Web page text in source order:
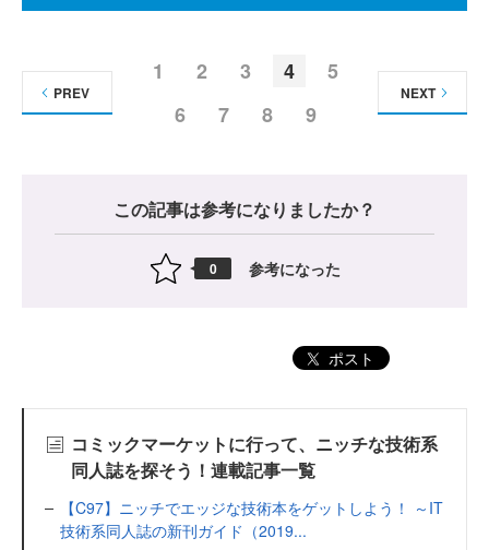
1 2 3 4
5
6
7 8 9
PREV NEXT
この記事は参考になりましたか？
0 参考になった
ポスト
コミックマーケットに行って、ニッチな技術系
同人誌を探そう！連載記事一覧
【C97】ニッチでエッジな技術本をゲットしよう！ ～IT
技術系同人誌の新刊ガイド（2019...